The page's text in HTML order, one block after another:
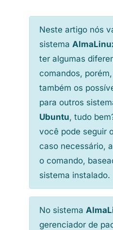
Neste artigo nós
sistema
ter algumas
comandos,
também os
para outros
Ubuntu, tudo
você pode seguir
caso necessário,
o comando,
sistema instalado.
No sistema
gerenciador de